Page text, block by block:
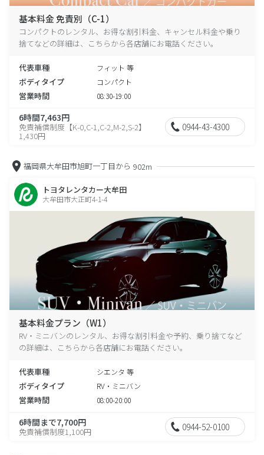
基本料金 免責別（C-1）
コンパクトのレンタル、お得な割引料金、キャンセル料金や乗り
捨てなどの詳細は、こちらから各店舗にお電話ください。
代表車種 フィット 等
ボディタイプ コンパクト
営業時間 08:30-19:00
6時間7,463円
免責補償制度【K-0,C-1,C-2,M-2,S-2】
1,430円
0944-43-4300
福岡県大牟田市旭町一丁目から 902m
トヨタレンタカー大牟田
大牟田市大正町4-1-4
基本料金プラン（W1）
RV・ミニバンのレンタル、お得な割引料金や予約、乗り捨てなど
の詳細は、こちらから各店舗にお電話ください。
代表車種 シエンタ 等
ボディタイプ RV・ミニバン
営業時間 08:00-20:00
6時間まで7,700円
免責補償制度1,100円 0944-52-0100